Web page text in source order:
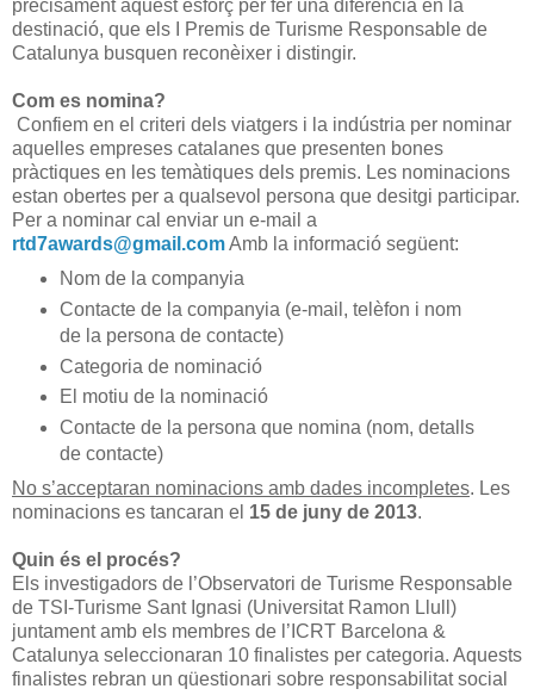
precisament aquest esforç per fer una diferència en la
destinació, que els I Premis de Turisme Responsable de
Catalunya busquen reconèixer i distingir.
Com es nomina?
Confiem en el criteri dels viatgers i la indústria per nominar
aquelles empreses catalanes que presenten bones
pràctiques en les temàtiques dels premis. Les nominacions
estan obertes per a qualsevol persona que desitgi participar.
Per a nominar cal enviar un e-mail a
rtd7awards@gmail.comAmb la informació següent:
Nom de la companyia
Contacte de la companyia (e-mail, telèfon i nom
de la persona de contacte)
Categoria de nominació
El motiu de la nominació
Contacte de la persona que nomina (nom, detalls
de contacte)
No s’acceptaran nominacions amb dades incompletes. Les
nominacions es tancaran el 15 de juny de 2013.
Quin és el procés?
Els investigadors de l’Observatori de Turisme Responsable
de TSI-Turisme Sant Ignasi (Universitat Ramon Llull)
juntament amb els membres de l’ICRT Barcelona &
Catalunya seleccionaran 10 finalistes per categoria. Aquests
finalistes rebran un qüestionari sobre responsabilitat social